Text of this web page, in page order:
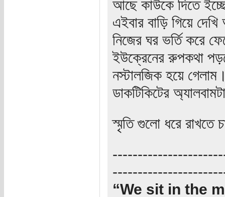
আছে কাউকে দিতে
এইবার বাড়ি গিয়ে
নিজের ঘর ভর্তি করে
ইউক্রেনের রুপকথা
নস্টালজিক হয়ে
ডাকটিকিটের
স্মৃতি গুলো ধরে রাখতে
“We sit in the